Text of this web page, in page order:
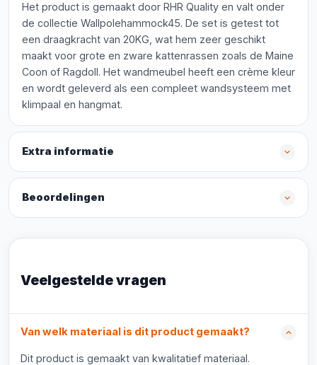
Het product is gemaakt door RHR Quality en valt onder
de collectie Wallpolehammock45. De set is getest tot
een draagkracht van 20KG, wat hem zeer geschikt
maakt voor grote en zware kattenrassen zoals de Maine
Coon of Ragdoll. Het wandmeubel heeft een crème kleur
en wordt geleverd als een compleet wandsysteem met
klimpaal en hangmat.
Extra informatie
Beoordelingen
Veelgestelde vragen
Van welk materiaal is dit product gemaakt?
Dit product is gemaakt van kwalitatief materiaal.